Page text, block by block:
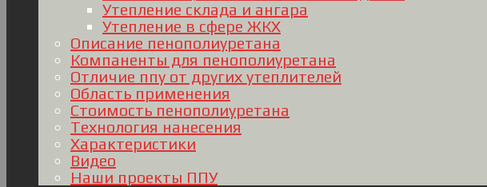
Утепление склада и ангара
Утепление в сфере ЖКХ
Описание пенополиуретана
Компаненты для пенополиуретана
Отличие ппу от других утеплителей
Область применения
Стоимость пенополиуретана
Технология нанесения
Характеристики
Видео
Наши проекты ППУ